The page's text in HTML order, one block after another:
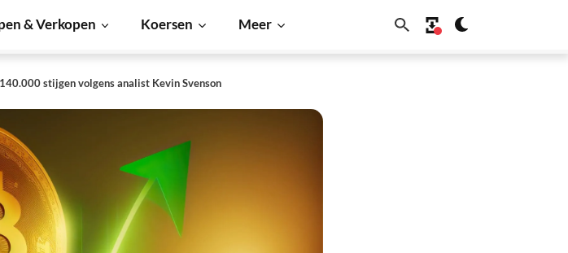
& Verkopen Koersen Meer
stijgen volgens analist Kevin Svenson